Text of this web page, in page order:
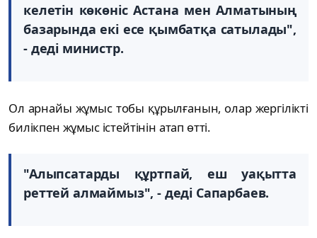
келетін көкөніс Астана мен Алматының
базарында екі есе қымбатқа сатылады",
- деді министр.
Ол арнайы жұмыс тобы құрылғанын, олар жергілікті
билікпен жұмыс істейтінін атап өтті.
"Алыпсатарды құртпай, еш уақытта
реттей алмаймыз", - деді Сапарбаев.